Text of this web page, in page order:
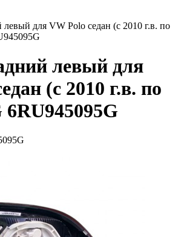
для VW Polo седан (с 2010 г.в. по
левый для
(с 2010 г.в. по